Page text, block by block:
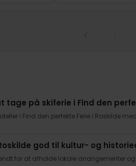
tage på skiferie i Find den
i Find den perfekte Ferie i Roskilde
god til kultur- og
for at afholde lokale arrangementer